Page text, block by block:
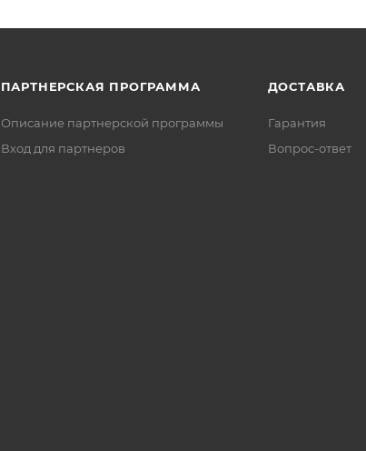
ПАРТНЕРСКАЯ ПРОГРАММА
Описание партнерской программы
Вход для партнеров
ДОСТАВКА
Гарантия
Вопрос-ответ